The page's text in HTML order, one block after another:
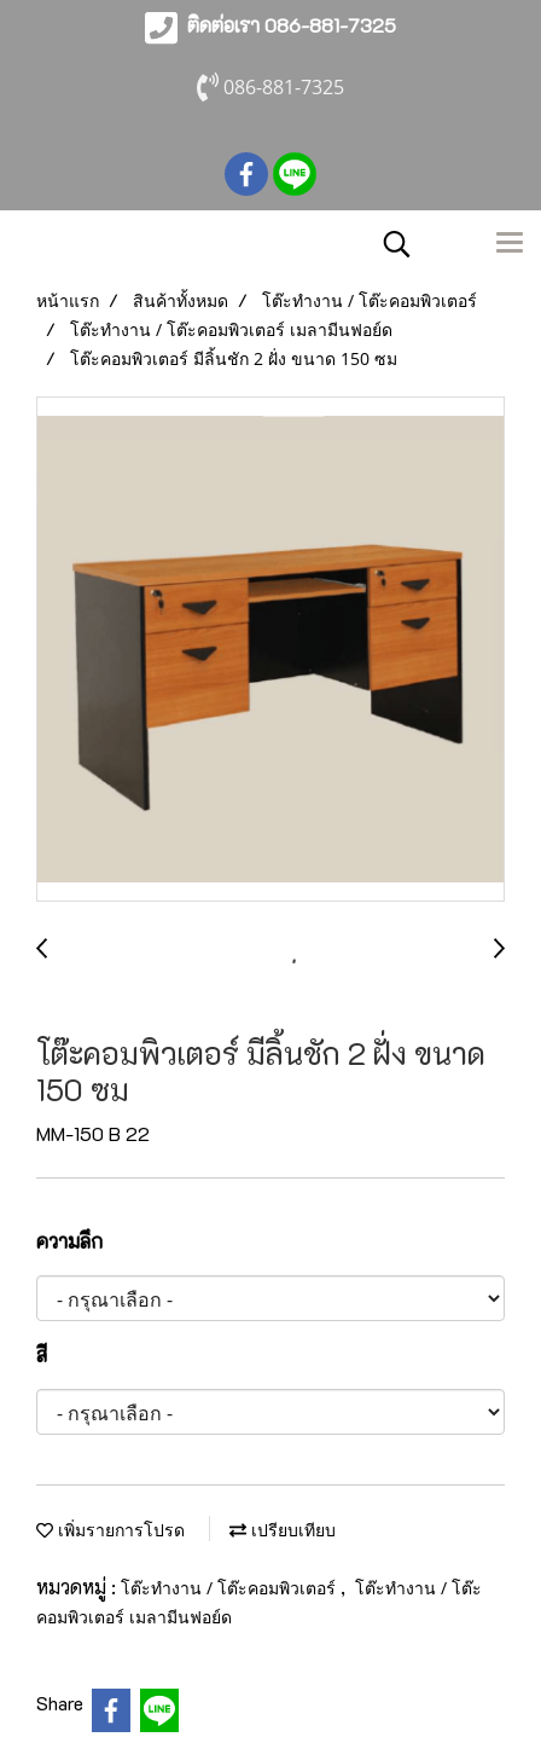
ติดต่อเรา 086-881-7325
086-881-7325
หน้าแรก สินค้าทั้งหมด
โต๊ะทำงาน / โต๊ะคอมพิวเตอร์
โต๊ะทำงาน / โต๊ะคอมพิวเตอร์ เมลามีนฟอย์ด
โต๊ะคอมพิวเตอร์ มีลิ้นชัก 2 ฝั่ง ขนาด 150 ซม
โต๊ะคอมพิวเตอร์ มีลิ้นชัก 2 ฝั่ง ขนาด
150 ซม
MM-150 B 22
ความลึก
สี
เพิ่มรายการโปรด เปรียบเทียบ
หมวดหมู่ : โต๊ะทำงาน / โต๊ะคอมพิวเตอร์ , โต๊ะทำงาน / โต๊ะ
คอมพิวเตอร์ เมลามีนฟอย์ด
Share